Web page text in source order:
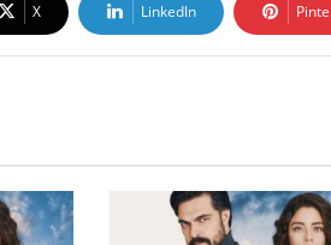
X LinkedIn